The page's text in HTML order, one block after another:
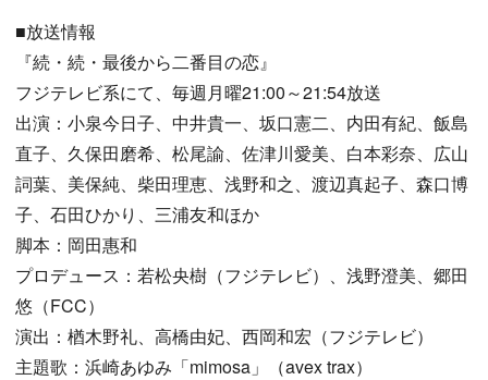
■放送情報
『続・続・最後から二番目の恋』
フジテレビ系にて、毎週月曜21:00～21:54放送
出演：小泉今日子、中井貴一、坂口憲二、内田有紀、飯島
直子、久保田磨希、松尾諭、佐津川愛美、白本彩奈、広山
詞葉、美保純、柴田理恵、浅野和之、渡辺真起子、森口博
子、石田ひかり、三浦友和ほか
脚本：岡田惠和
プロデュース：若松央樹（フジテレビ）、浅野澄美、郷田
悠（FCC）
演出：楢木野礼、高橋由妃、西岡和宏（フジテレビ）
主題歌：浜崎あゆみ「mimosa」（avex trax）